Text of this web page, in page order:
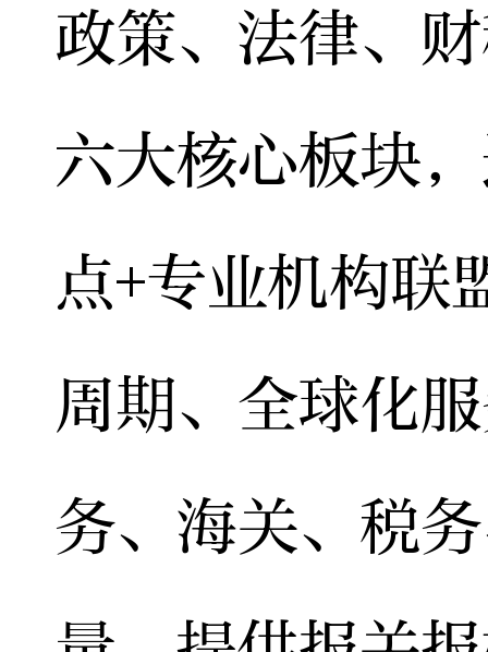
政策、法律、
六大核心板块
点+专业机构
周期、全球化
务、海关、税